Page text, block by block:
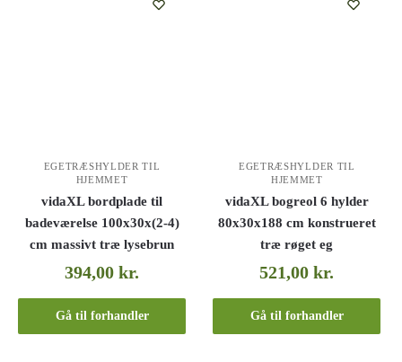
EGETRÆSHYLDER TIL
HJEMMET
vidaXL bordplade til
badeværelse 100x30x(2-4)
cm massivt træ lysebrun
394,00kr.
Gå til forhandler
EGETRÆSHYLDER TIL
HJEMMET
vidaXL bogreol 6 hylder
80x30x188 cm konstrueret
træ røget eg
521,00kr.
Gå til forhandler